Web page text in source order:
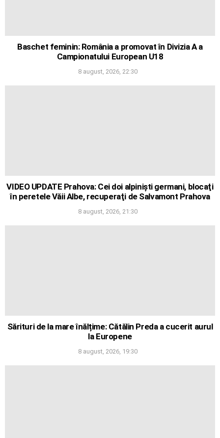
Baschet feminin: România a promovat în Divizia A a
Campionatului European U18
8 august, 2026, 22:30
VIDEO UPDATE Prahova: Cei doi alpinişti germani, blocaţi
în peretele Văii Albe, recuperaţi de Salvamont Prahova
8 august, 2026, 21:30
Sărituri de la mare înălțime: Cătălin Preda a cucerit aurul
la Europene
8 august, 2026, 19:30